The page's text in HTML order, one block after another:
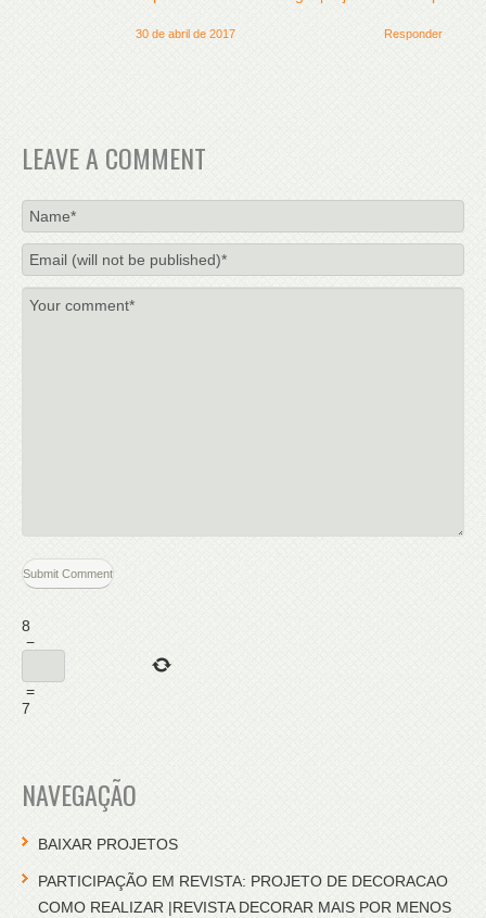
Responder
30 de abril de 2017
LEAVE A COMMENT
8
−
=
7
NAVEGAÇÃO
BAIXAR PROJETOS
PARTICIPAÇÃO EM REVISTA: PROJETO DE DECORACAO
COMO REALIZAR |REVISTA DECORAR MAIS POR MENOS